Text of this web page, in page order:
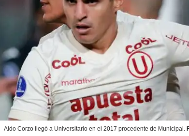
Aldo Corzo llegó a Universitario en el 2017 procedente de Municipal.